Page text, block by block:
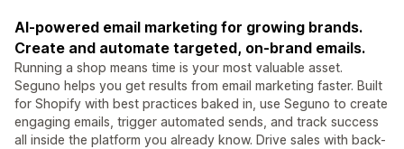
AI-powered email marketing for growing brands.
Create and automate targeted, on‑brand emails.
Running a shop means time is your most valuable asset.
Seguno helps you get results from email marketing faster. Built
for Shopify with best practices baked in, use Seguno to create
engaging emails, trigger automated sends, and track success
all inside the platform you already know. Drive sales with back-